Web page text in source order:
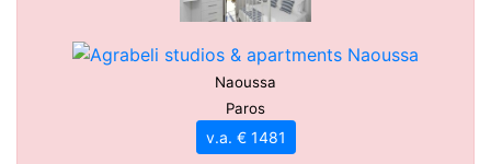
Naoussa
Paros
v.a. € 1481